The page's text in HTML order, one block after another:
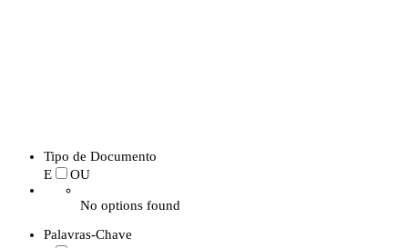
Tipo de Documento
E
OU
No options found
Palavras-Chave